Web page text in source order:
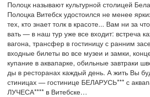
По­лоцк на­зы­ва­ют культурной сто­ли­цей
По­лоц­ка Ви­тебск удостоился не ме­нее
тех, кто зна­ет толк в кра­со­те... Вам ни за
вать — в наш тур уже все вхо­дит: встре­ча
ва­го­на, транс­фер в го­сти­ни­цу с ран­ним
входные би­ле­ты во все му­зеи и зам­ки,
купание в ак­ва­пар­ке, обильные завтраки
ды в ре­сто­ра­нах каж­дый день. А жить Вы
сти­ни­цах — го­сти­ни­це БЕЛАРУСЬ*** с
ЛУЧЕСА**** в Ви­теб­ске…